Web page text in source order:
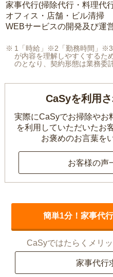
家事代行(掃除代行・料理代
オフィス・店舗・ビル清掃
WEBサービスの開発及び運
1「時給」※2「勤務時間」
が内容を理解しやすくするた
のとなり、契約形態は業務委
CaSyを利用
実際にCaSyでお掃除やお
を利用していただいたお
お褒めのお言葉を
お客様の声
簡単1分！家事代
CaSyではたらくメリ
家事代行